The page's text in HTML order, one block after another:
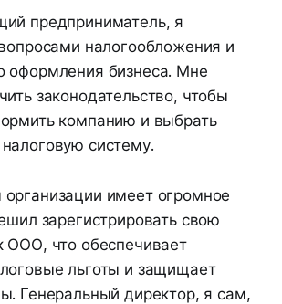
предприниматель, я
налогообложения и
оформления бизнеса. Мне
законодательство, чтобы
компанию и выбрать
систему.
имеет огромное
зарегистрировать свою
ООО, что обеспечивает
льготы и защищает
Генеральный директор, я сам,